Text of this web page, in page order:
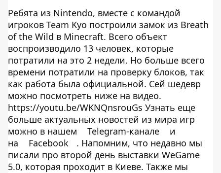
Ребята из Nintendo, вместе с командой
игроков Team Kyo построили замок из Breath
of the Wild в Minecraft. Всего объект
воспроизводило 13 человек, которые
потратили на это 2 недели. Но больше всего
времени потратили на проверку блоков, так
как работа была официальной. Сей шедевр
можно посмотреть ниже на видео.
https://youtu.be/WKNQnsrouGs Узнать еще
больше актуальных новостей из мира игр
можно в нашем
Telegram-канале
и
на
Facebook
. Напомним, что недавно мы
писали про второй день выставки WeGame
5.0, которая проходит в Киеве. Также мы